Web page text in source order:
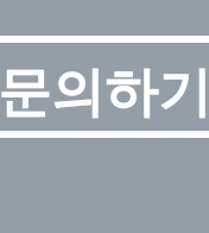
문의하기